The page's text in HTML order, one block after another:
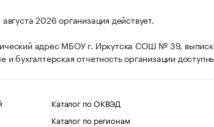
2026 организация действует.
адрес МБОУ г. Иркутска СОШ № 39,
и бухгалтерская отчетность организации
Каталог по ОКВЭД
Каталог по регионам